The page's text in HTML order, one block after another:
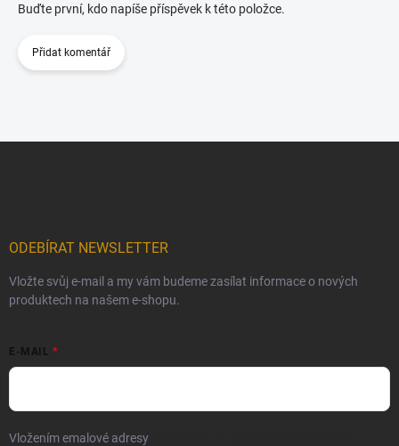
Buďte první, kdo napíše příspěvek k této položce.
Přidat komentář
ODEBÍRAT NEWSLETTER
Vložte svůj e-mail a my vám budeme zasílat informace o nových
produktech na našem e-shopu.
E-MAIL
Vložením emalové adresy